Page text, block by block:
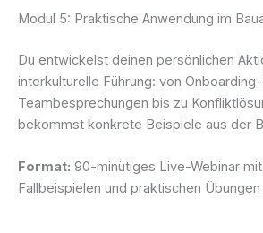
Modul 5: Praktische Anwendung im
Du entwickelst deinen persönlichen
interkulturelle Führung: von
Teambesprechungen bis zu
bekommst konkrete Beispiele aus der
Format: 90-minütiges Live-Webinar
Fallbeispielen und praktischen Übungen